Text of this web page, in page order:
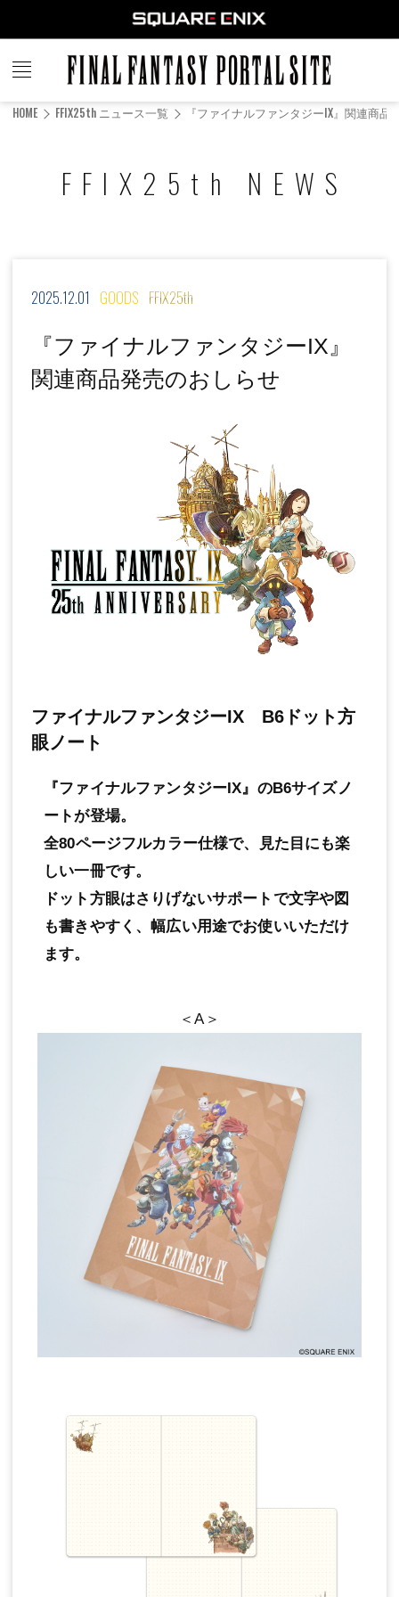
FINAL
FANTASY
HOME FFIX25th ニュース一覧 『ファイナルファンタジーIX』関連商品
FFIX25th NEWS
GOODS FFIX25th
2025.12.01
『ファイナルファンタジーIX』
関連商品発売のおしらせ
ファイナルファンタジーIX B6ドット方
眼ノート
『ファイナルファンタジーIX』のB6サイズノ
ートが登場。
全80ページフルカラー仕様で、見た目にも楽
しい一冊です。
ドット方眼はさりげないサポートで文字や図
も書きやすく、幅広い用途でお使いいただけ
ます。
＜A＞